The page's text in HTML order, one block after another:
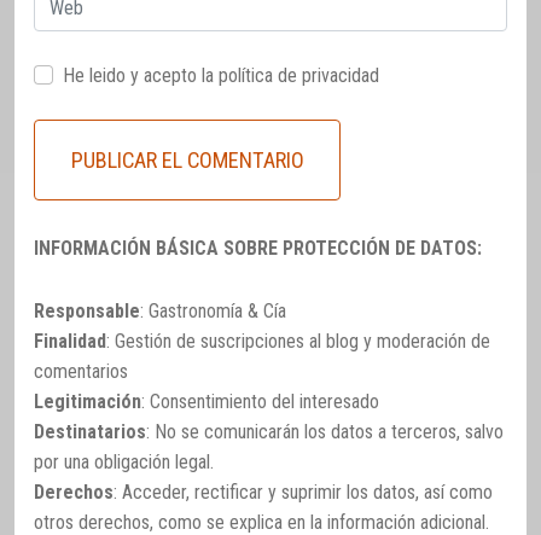
He leido y acepto la política de privacidad
INFORMACIÓN BÁSICA SOBRE PROTECCIÓN DE DATOS:
Responsable: Gastronomía & Cía
Finalidad: Gestión de suscripciones al blog y moderación de
comentarios
Legitimación: Consentimiento del interesado
Destinatarios: No se comunicarán los datos a terceros, salvo
por una obligación legal.
Derechos: Acceder, rectificar y suprimir los datos, así como
otros derechos, como se explica en la información adicional.